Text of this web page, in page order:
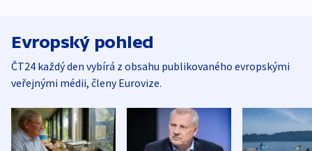
Evropský pohled
ČT24 každý den vybírá z obsahu publikovaného evropskými
veřejnými médii, členy Eurovize.